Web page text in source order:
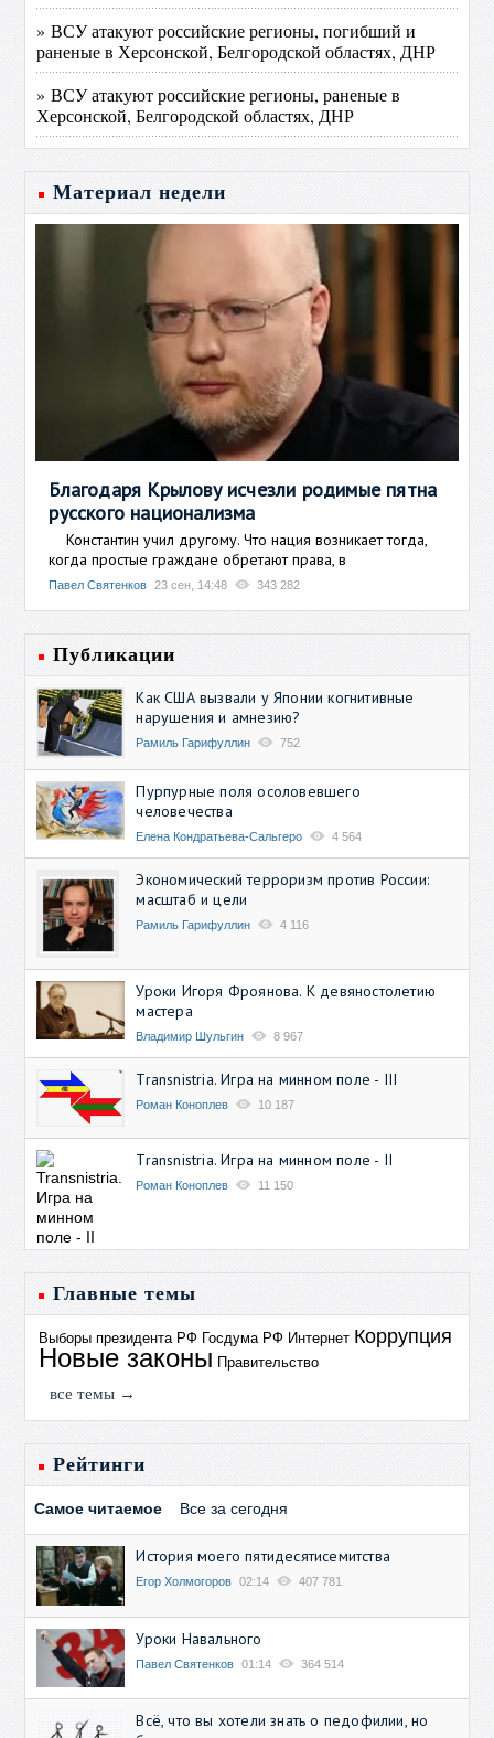
» ВСУ атакуют российские регионы, погибший и
раненые в Херсонской, Белгородской областях, ДНР
» ВСУ атакуют российские регионы, раненые в
Херсонской, Белгородской областях, ДНР
Материал недели
Благодаря Крылову исчезли родимые пятна
русского национализма
Константин учил другому. Что нация возникает тогда,
когда простые граждане обретают права, в
Павел Святенков 23 сен, 14:48 343 282
Публикации
Как США вызвали у Японии когнитивные
нарушения и амнезию?
Рамиль Гарифуллин 752
Пурпурные поля осоловевшего
человечества
Елена Кондратьева-Сальгеро 4 564
Экономический терроризм против России:
масштаб и цели
Рамиль Гарифуллин 4 116
Уроки Игоря Фроянова. К девяностолетию
мастера
Владимир Шульгин 8 967
Transnistria. Игра на минном поле - III
Роман Коноплев 10 187
Transnistria. Игра на минном поле - II
Роман Коноплев 11 150
Главные темы
Выборы президента РФ Госдума РФ Интернет Коррупция
Новые законы Правительство
все темы →
Рейтинги
Самое читаемое Все за сегодня
История моего пятидесятисемитства
Егор Холмогоров 02:14 407 781
Уроки Навального
Павел Святенков 01:14 364 514
Всё, что вы хотели знать о педофилии, но